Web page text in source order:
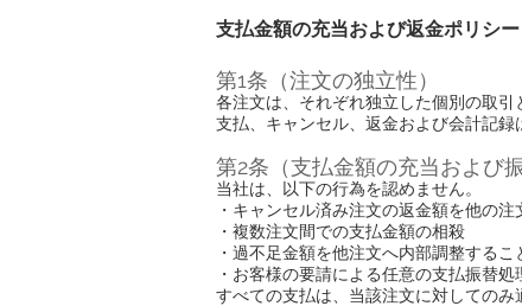
支払金額の充当および返金ポリシー
第1条（注文の独立性）
各注文は、それぞれ独立した個別の取引
支払、キャンセル、返金および会計記録
第2条（支払金額の充当および
当社は、以下の行為を認めません。
・キャンセル済み注文の返金額を他の注
・複数注文間での支払金額の相殺
・過不足金額を他注文へ内部調整するこ
・お客様の要請による任意の支払振替処
すべての支払は、当該注文に対してのみ